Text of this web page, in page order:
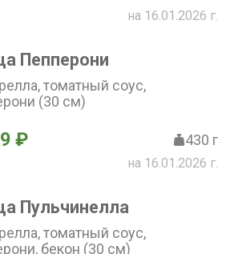
на 16.01.2026 г.
Пепперони
томатный соус,
(30 см)
₽ 430 г
на 16.01.2026 г.
Пульчинелла
томатный соус,
бекон (30 см)